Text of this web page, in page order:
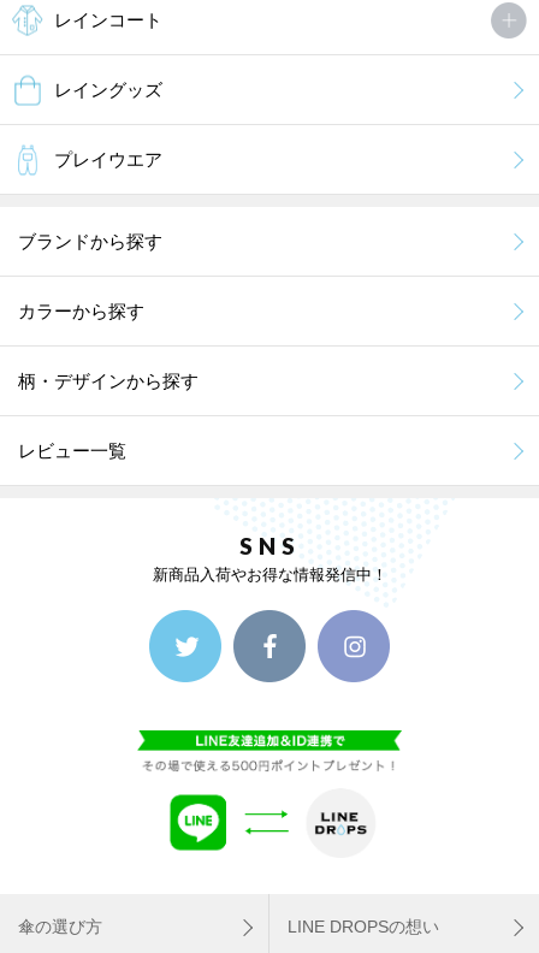
レインコート
レイングッズ
プレイウエア
ブランドから探す
カラーから探す
柄・デザインから探す
レビュー一覧
SNS
新商品入荷やお得な情報発信中！
傘の選び方 LINE DROPSの想い